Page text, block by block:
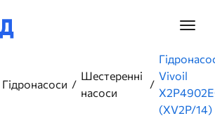
Гідронасоси
Шестеренні
насоси
Vivoil
(XV2P/14)